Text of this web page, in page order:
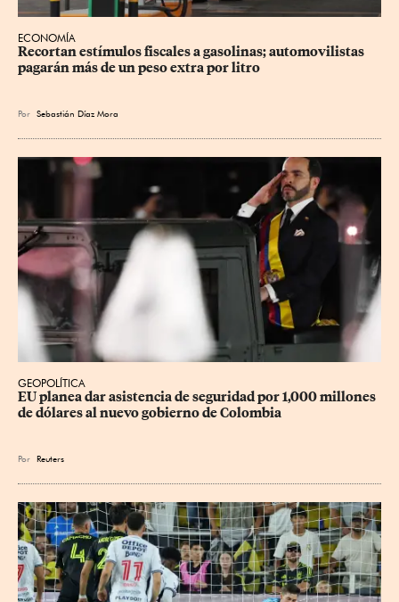
ECONOMÍA
Recortan estímulos fiscales a gasolinas; automovilistas
pagarán más de un peso extra por litro
Por Sebastián Díaz Mora
GEOPOLÍTICA
EU planea dar asistencia de seguridad por 1,000 millones
de dólares al nuevo gobierno de Colombia
Por Reuters